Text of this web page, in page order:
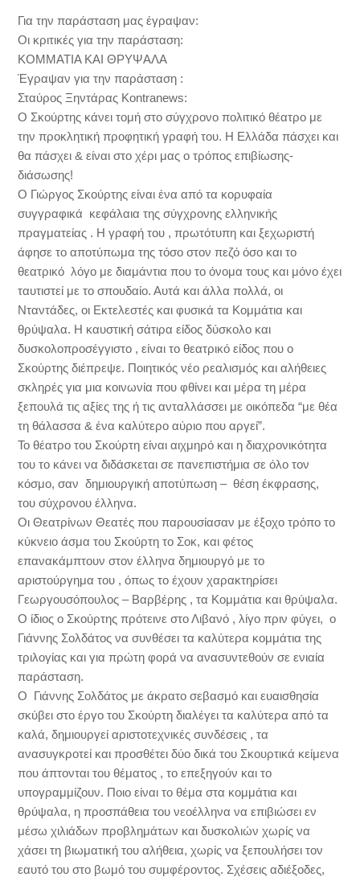
Για την παράσταση μας έγραψαν:
Οι κριτικές για την παράσταση:
ΚΟΜΜΑΤΙΑ ΚΑΙ ΘΡΥΨΑΛΑ
Έγραψαν για την παράσταση :
Σταύρος Ξηντάρας Kontranews:
Ο Σκούρτης κάνει τομή στο σύγχρονο πολιτικό θέατρο με
την προκλητική προφητική γραφή του. Η Ελλάδα πάσχει και
θα πάσχει & είναι στο χέρι μας ο τρόπος επιβίωσης-
διάσωσης!
Ο Γιώργος Σκούρτης είναι ένα από τα κορυφαία
συγγραφικά κεφάλαια της σύγχρονης ελληνικής
πραγματείας . Η γραφή του , πρωτότυπη και ξεχωριστή
άφησε το αποτύπωμα της τόσο στον πεζό όσο και το
θεατρικό λόγο με διαμάντια που το όνομα τους και μόνο έχει
ταυτιστεί με το σπουδαίο. Αυτά και άλλα πολλά, οι
Νταντάδες, οι Εκτελεστές και φυσικά τα Κομμάτια και
θρύψαλα. Η καυστική σάτιρα είδος δύσκολο και
δυσκολοπροσέγγιστο , είναι το θεατρικό είδος που ο
Σκούρτης διέπρεψε. Ποιητικός νέο ρεαλισμός και αλήθειες
σκληρές για μια κοινωνία που φθίνει και μέρα τη μέρα
ξεπουλά τις αξίες της ή τις ανταλλάσσει με οικόπεδα “με θέα
τη θάλασσα & ένα καλύτερο αύριο που αργεί”.
Το θέατρο του Σκούρτη είναι αιχμηρό και η διαχρονικότητα
του το κάνει να διδάσκεται σε πανεπιστήμια σε όλο τον
κόσμο, σαν δημιουργική αποτύπωση – θέση έκφρασης,
του σύχρονου έλληνα.
Οι Θεατρίνων Θεατές που παρουσίασαν με έξοχο τρόπο το
κύκνειο άσμα του Σκούρτη το Σοκ, και φέτος
επανακάμπτουν στον έλληνα δημιουργό με το
αριστούργημα του , όπως το έχουν χαρακτηρίσει
Γεωργουσόπουλος – Βαρβέρης , τα Κομμάτια και θρύψαλα.
Ο ίδιος ο Σκούρτης πρότεινε στο Λιβανό , λίγο πριν φύγει, ο
Γιάννης Σολδάτος να συνθέσει τα καλύτερα κομμάτια της
τριλογίας και για πρώτη φορά να ανασυντεθούν σε ενιαία
παράσταση.
Ο Γιάννης Σολδάτος με άκρατο σεβασμό και ευαισθησία
σκύβει στο έργο του Σκούρτη διαλέγει τα καλύτερα από τα
καλά, δημιουργεί αριστοτεχνικές συνδέσεις , τα
ανασυγκροτεί και προσθέτει δύο δικά του Σκουρτικά κείμενα
που άπτονται του θέματος , το επεξηγούν και το
υπογραμμίζουν. Ποιο είναι το θέμα στα κομμάτια και
θρύψαλα, η προσπάθεια του νεοέλληνα να επιβιώσει εν
μέσω χιλιάδων προβλημάτων και δυσκολιών χωρίς να
χάσει τη βιωματική του αλήθεια, χωρίς να ξεπουλήσει τον
εαυτό του στο βωμό του συμφέροντος. Σχέσεις αδιέξοδες,